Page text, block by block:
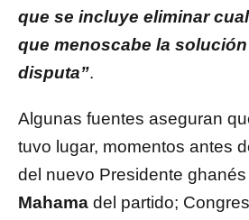
que se incluye eliminar
que menoscabe la
disputa”.
Algunas fuentes aseguran
tuvo lugar, momentos antes
del nuevo Presidente ghanés
Mahama del partido;